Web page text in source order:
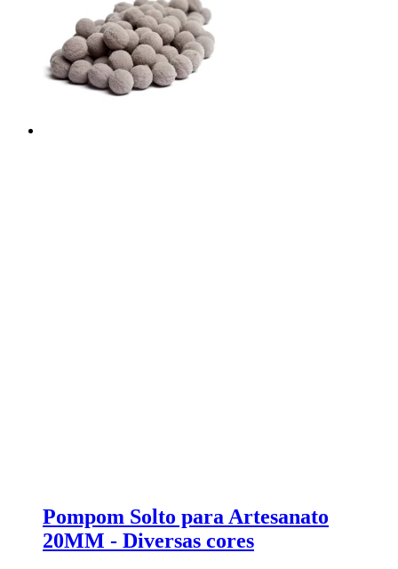
Pompom Solto para Artesanato
20MM - Diversas cores